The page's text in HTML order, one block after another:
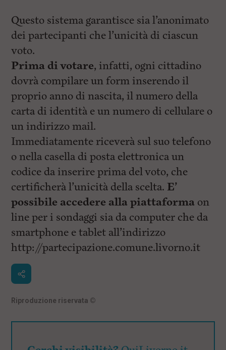
Questo sistema garantisce sia l’anonimato
dei partecipanti che l’unicità di ciascun
voto.
Prima di votare, infatti, ogni cittadino
dovrà compilare un form inserendo il
proprio anno di nascita, il numero della
carta di identità e un numero di cellulare o
un indirizzo mail.
Immediatamente riceverà sul suo telefono
o nella casella di posta elettronica un
codice da inserire prima del voto, che
certificherà l’unicità della scelta. E’
possibile accedere alla piattaforma on
line per i sondaggi sia da computer che da
smartphone e tablet all’indirizzo
http://partecipazione.comune.livorno.it
Riproduzione riservata ©